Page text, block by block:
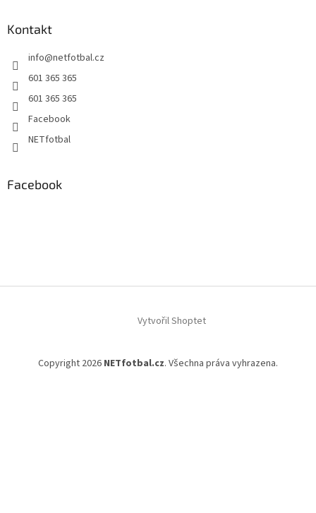
Kontakt
info@netfotbal.cz
601 365 365
601 365 365
Facebook
NETfotbal
Facebook
Vytvořil Shoptet
Copyright 2026 NETfotbal.cz. Všechna práva vyhrazena.